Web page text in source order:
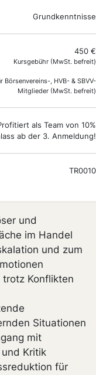
Grundkenntnisse
450 €
Kursgebühr (MwSt. befreit)
Börsenvereins-, HVB- & SBVV-
Mitglieder (MwSt. befreit)
als Team von 10%
ab der 3. Anmeldung!
TR0010
souverän,
und
im Handel
und zum
Konflikten
Situationen
mit
Kritik
für